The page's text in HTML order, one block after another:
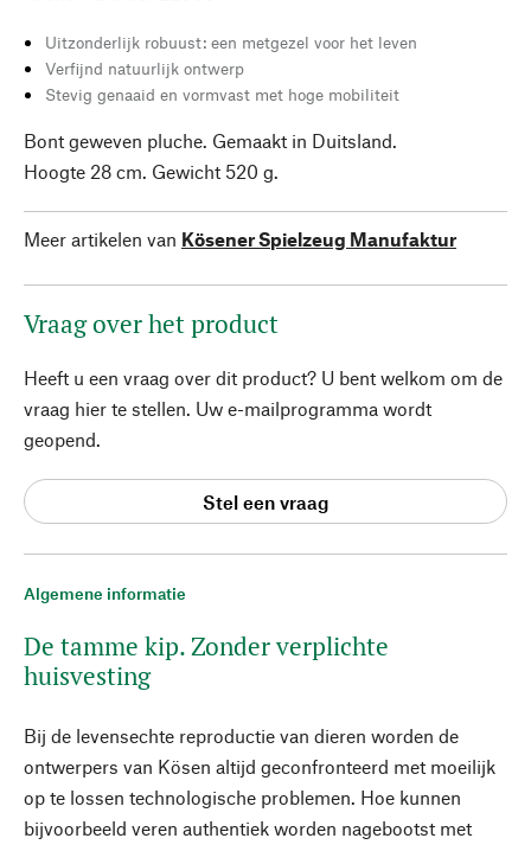
Algemene informatie
De tamme kip. Zonder verplichte
huisvesting
Bij de levensechte reproductie van dieren worden de
ontwerpers van Kösen altijd geconfronteerd met moeilijk
op te lossen technologische problemen. Hoe kunnen
bijvoorbeeld veren authentiek worden nagebootst met
Uitzonderlijk robuust: een metgezel voor het leven
Verfijnd natuurlijk ontwerp
Stevig genaaid en vormvast met hoge mobiliteit
Bont geweven pluche. Gemaakt in Duitsland.
Hoogte 28 cm. Gewicht 520 g.
Meer artikelen van Kösener Spielzeug Manufaktur
Vraag over het product
Heeft u een vraag over dit product? U bent welkom om de
vraag hier te stellen. Uw e-mailprogramma wordt
geopend.
Stel een vraag